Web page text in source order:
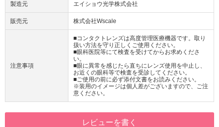
製造元 エイショウ光学株式会社
販売元 株式会社Wscale
注意事項
■コンタクトレンズは高度管理医療機器です。取り
扱い方法を守り正しくご使用ください。
■眼科医院等にて検査を受けてからお求めくださ
い。
■眼に異常を感じたら直ちにレンズ使用を中止し、
お近くの眼科等で検査を受診してください。
■ご使用の前に必ず添付文書をお読みください。
※装用のイメージは個人差がございますので、ご注
意ください。
レビューを書く